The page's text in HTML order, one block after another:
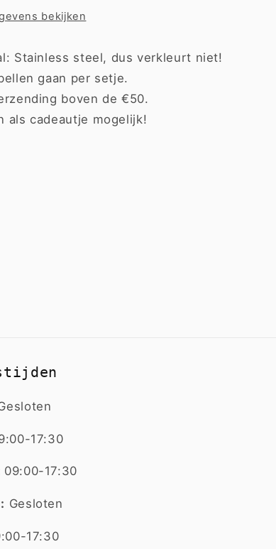
bekijken
Stainless steel, dus verkleurt niet!
gaan per setje.
boven de €50.
als cadeautje mogelijk!
17:30
09:00-17:30
Gesloten
17:30